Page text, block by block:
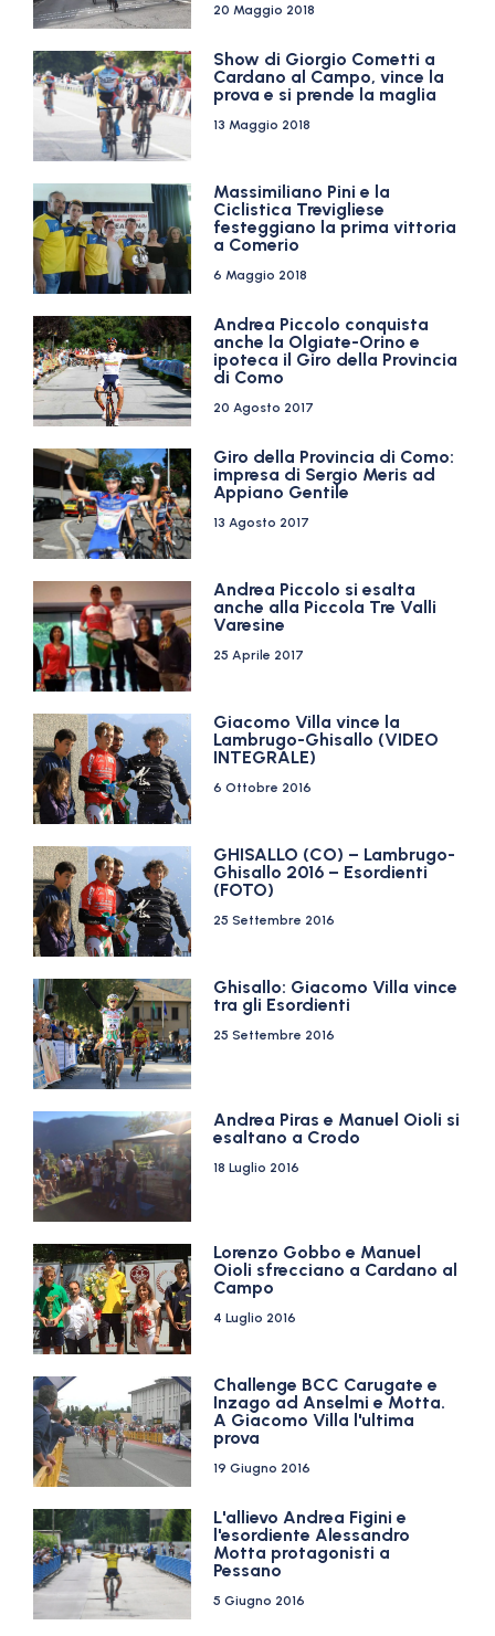
20 Maggio 2018
Show di Giorgio Cometti a
Cardano al Campo, vince la
prova e si prende la maglia
13 Maggio 2018
Massimiliano Pini e la
Ciclistica Trevigliese
festeggiano la prima vittoria
a Comerio
6 Maggio 2018
Andrea Piccolo conquista
anche la Olgiate-Orino e
ipoteca il Giro della Provincia
di Como
20 Agosto 2017
Giro della Provincia di Como:
impresa di Sergio Meris ad
Appiano Gentile
13 Agosto 2017
Andrea Piccolo si esalta
anche alla Piccola Tre Valli
Varesine
25 Aprile 2017
Giacomo Villa vince la
Lambrugo-Ghisallo (VIDEO
INTEGRALE)
6 Ottobre 2016
GHISALLO (CO) – Lambrugo-
Ghisallo 2016 – Esordienti
(FOTO)
25 Settembre 2016
Ghisallo: Giacomo Villa vince
tra gli Esordienti
25 Settembre 2016
Andrea Piras e Manuel Oioli si
esaltano a Crodo
18 Luglio 2016
Lorenzo Gobbo e Manuel
Oioli sfrecciano a Cardano al
Campo
4 Luglio 2016
Challenge BCC Carugate e
Inzago ad Anselmi e Motta.
A Giacomo Villa l'ultima
prova
19 Giugno 2016
L'allievo Andrea Figini e
l'esordiente Alessandro
Motta protagonisti a
Pessano
5 Giugno 2016